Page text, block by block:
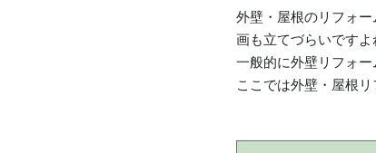
外壁・屋根のリフォ
画も立てづらいですよ
一般的に外壁リフォー
ここでは外壁・屋根